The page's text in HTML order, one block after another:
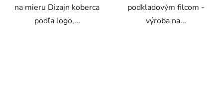
na mieru Dizajn koberca
podľa logo,...
podkladovým filcom -
výroba na...